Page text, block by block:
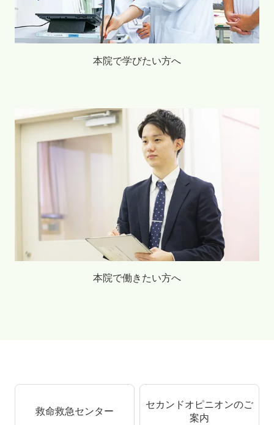
本院で学びたい方へ
本院で働きたい方へ
救命救急センター
セカンドオピニオンのご
案内